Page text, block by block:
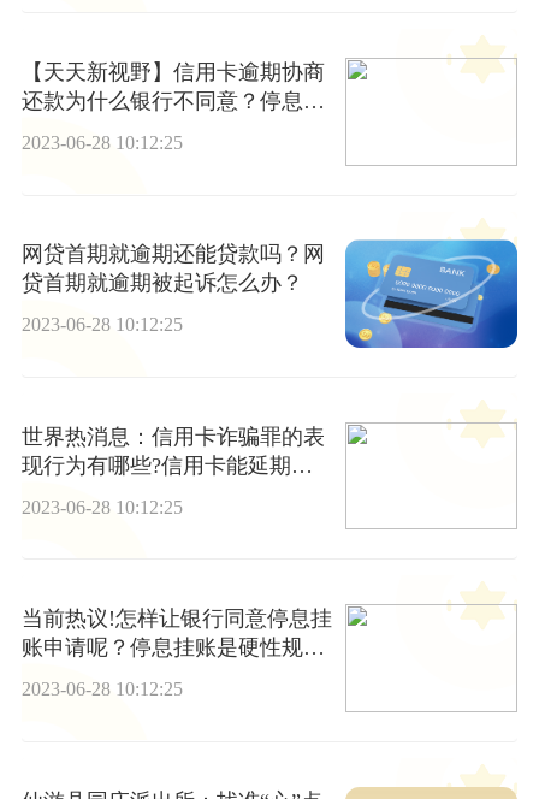
【天天新视野】信用卡逾期协商
还款为什么银行不同意？停息挂
账几大步骤是什么？
2023-06-28 10:12:25
网贷首期就逾期还能贷款吗？网
贷首期就逾期被起诉怎么办？
2023-06-28 10:12:25
世界热消息：信用卡诈骗罪的表
现行为有哪些?信用卡能延期一
2023-06-28 10:12:25
当前热议!怎样让银行同意停息挂
账申请呢？停息挂账是硬性规定
吗？
2023-06-28 10:12:25